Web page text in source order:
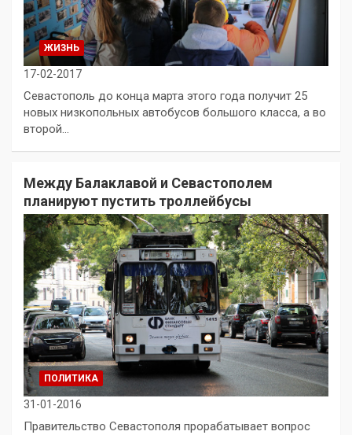
ЖИЗНЬ
17-02-2017
Севастополь до конца марта этого года получит 25
новых низкопольных автобусов большого класса, а во
второй…
Между Балаклавой и Севастополем
планируют пустить троллейбусы
ПОЛИТИКА
31-01-2016
Правительство Севастополя прорабатывает вопрос